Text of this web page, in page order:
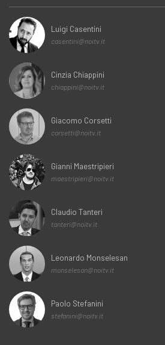
Luigi Casentini
casentini@noitv.it
Cinzia Chiappini
chiappini@noitv.it
Giacomo Corsetti
corsetti@noitv.it
Gianni Maestripieri
maestripieri@noitv.it
Claudio Tanteri
tanteri@noitv.it
Leonardo Monselesan
monselesan@noitv.it
Paolo Stefanini
stefanini@noitv.it